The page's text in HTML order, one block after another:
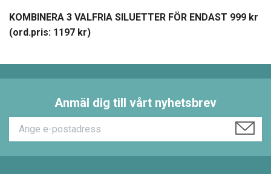
KOMBINERA 3 VALFRIA SILUETTER FÖR ENDAST 999 kr
(ord.pris: 1197 kr)
Anmäl dig till vårt nyhetsbrev